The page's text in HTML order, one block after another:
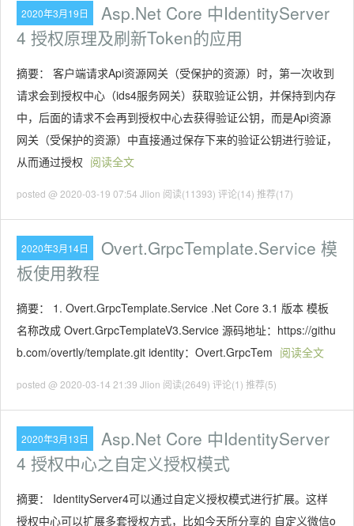
2020年3月19日
Asp.Net Core 中IdentityServer
4 授权原理及刷新Token的应用
摘要： 客户端请求Api资源网关（受保护的资源）时，第一次收到
请求会到授权中心（ids4服务网关）获取验证公钥，并保持到内存
中，后面的请求不会再到授权中心去获得验证公钥，而是Api资源
网关（受保护的资源）中直接通过保存下来的验证公钥进行验证，
从而通过授权 阅读全文
posted @ 2020-03-19 07:54 Jlion 阅读(11393) 评论(14) 推荐(17)
2020年3月14日
Overt.GrpcTemplate.Service 模
板使用教程
摘要： 1. Overt.GrpcTemplate.Service .Net Core 3.1 版本 模板
名称改成 Overt.GrpcTemplateV3.Service 源码地址：https://githu
b.com/overtly/template.git identity：Overt.GrpcTem 阅读全文
posted @ 2020-03-14 21:39 Jlion 阅读(2649) 评论(1) 推荐(5)
2020年3月13日
Asp.Net Core 中IdentityServer
4 授权中心之自定义授权模式
摘要： IdentityServer4可以通过自定义授权模式进行扩展。这样
授权中心可以扩展多套授权方式，比如今天所分享的 自定义微信o